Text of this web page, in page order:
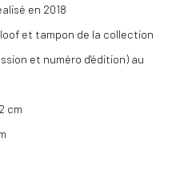
LA GALERIE
en 2018
et tampon de la collection
et numéro d'édition) au
cm